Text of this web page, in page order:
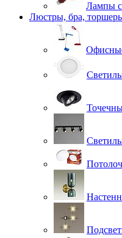
Лампы
Люстры, бра,